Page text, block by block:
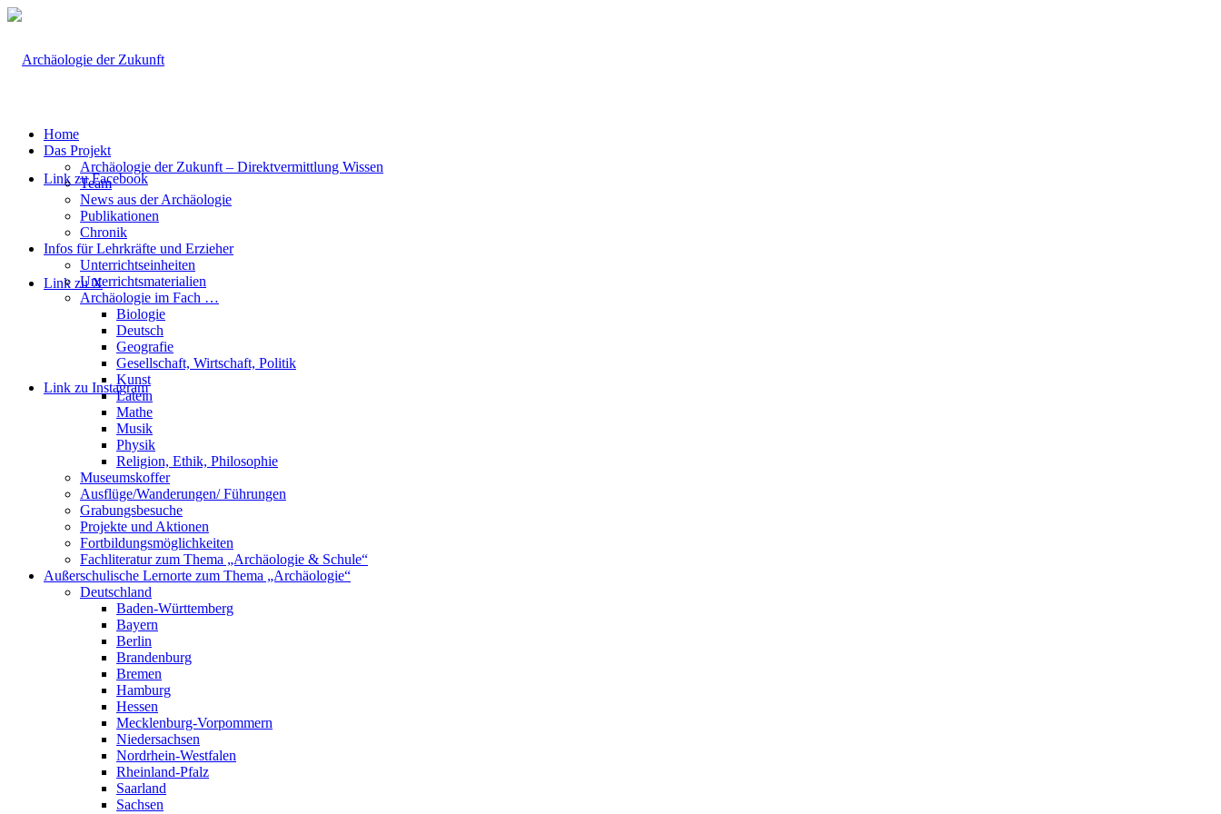
Link zu Facebook
Link zu X
Link zu Instagram
Home
Das Projekt
Archäologie der Zukunft – Direktvermittlung Wissen
Team
News aus der Archäologie
Publikationen
Chronik
Infos für Lehrkräfte und Erzieher
Unterrichtseinheiten
Unterrichtsmaterialien
Archäologie im Fach …
Biologie
Deutsch
Geografie
Gesellschaft, Wirtschaft, Politik
Kunst
Latein
Mathe
Musik
Physik
Religion, Ethik, Philosophie
Museumskoffer
Ausflüge/Wanderungen/ Führungen
Grabungsbesuche
Projekte und Aktionen
Fortbildungsmöglichkeiten
Fachliteratur zum Thema „Archäologie & Schule“
Außerschulische Lernorte zum Thema „Archäologie“
Deutschland
Baden-Württemberg
Bayern
Berlin
Brandenburg
Bremen
Hamburg
Hessen
Mecklenburg-Vorpommern
Niedersachsen
Nordrhein-Westfalen
Rheinland-Pfalz
Saarland
Sachsen